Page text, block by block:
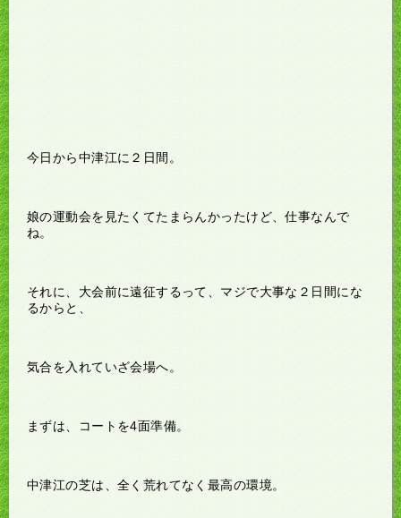
今日から中津江に２日間。
娘の運動会を見たくてたまらんかったけど、仕事なんで
ね。
それに、大会前に遠征するって、マジで大事な２日間にな
るからと、
気合を入れていざ会場へ。
まずは、コートを4面準備。
中津江の芝は、全く荒れてなく最高の環境。